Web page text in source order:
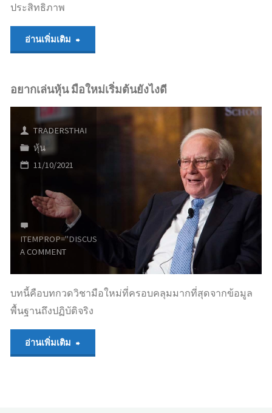
ประสิทธิภาพ
อ่านเพิ่มเติม "ซื้อ
ต่าง
ยัง
อยากเล่นหุ้น มือใหม่เริ่มต้นยังไงดี
TRADERSTHAI
หุ้น
11/10/2021
ITEMPROP="DISCUSSIONURL"
LEAVE
A COMMENT
บทนี้คือบทกวดวิชามือใหม่ที่ครอบคลุมมากที่สุดจากข้อมูล
พื้นฐานถึงปฏิบัติจริง
อ่านเพิ่มเติม "อยาก